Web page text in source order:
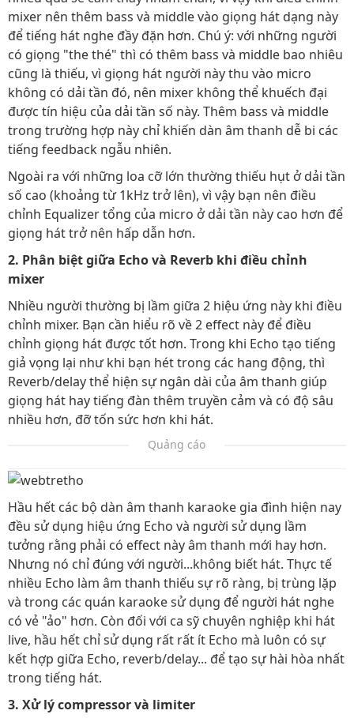
mixer nên thêm bass và middle vào giọng hát dạng này
để tiếng hát nghe đầy đặn hơn. Chú ý: với những người
có giọng "the thé" thì có thêm bass và middle bao nhiêu
cũng là thiếu, vì giọng hát người này thu vào micro
không có dải tần đó, nên mixer không thể khuếch đại
được tín hiệu của dải tần số này. Thêm bass và middle
trong trường hợp này chỉ khiến dàn âm thanh dễ bi các
tiếng feedback ngẫu nhiên.
Ngoài ra với những loa cỡ lớn thường thiếu hụt ở dải tần
số cao (khoảng từ 1kHz trở lên), vì vậy bạn nên điều
chỉnh Equalizer tổng của micro ở dải tần này cao hơn để
giọng hát trở nên hấp dẫn hơn.
2. Phân biệt giữa Echo và Reverb khi điều chỉnh
mixer
Nhiều người thường bị lầm giữa 2 hiệu ứng này khi điều
chỉnh mixer. Bạn cần hiểu rõ về 2 effect này để điều
chỉnh giọng hát được tốt hơn. Trong khi Echo tạo tiếng
giả vọng lại như khi bạn hét trong các hang động, thì
Reverb/delay thể hiện sự ngân dài của âm thanh giúp
giọng hát hay tiếng đàn thêm truyền cảm và có độ sâu
nhiều hơn, đỡ tốn sức hơn khi hát.
Quảng cáo
Hầu hết các bộ dàn âm thanh karaoke gia đình hiện nay
đều sử dụng hiệu ứng Echo và người sử dụng lầm
tưởng rằng phải có effect này âm thanh mới hay hơn.
Nhưng nó chỉ đúng với người...không biết hát. Thực tế
nhiều Echo làm âm thanh thiếu sự rõ ràng, bị trùng lặp
và trong các quán karaoke sử dụng để người hát nghe
có vẻ "ảo" hơn. Còn đối với ca sỹ chuyên nghiệp khi hát
live, hầu hết chỉ sử dụng rất rất ít Echo mà luôn có sự
kết hợp giữa Echo, reverb/delay... để tạo sự hài hòa nhất
trong tiếng hát.
3. Xử lý compressor và limiter